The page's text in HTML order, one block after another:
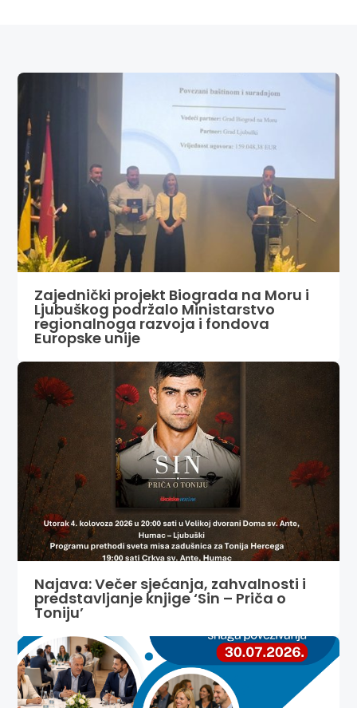
Zajednički projekt Biograda na Moru i
Ljubuškog podržalo Ministarstvo
regionalnoga razvoja i fondova
Europske unije
Najava: Večer sjećanja, zahvalnosti i
predstavljanje knjige ‘Sin – Priča o
Toniju’